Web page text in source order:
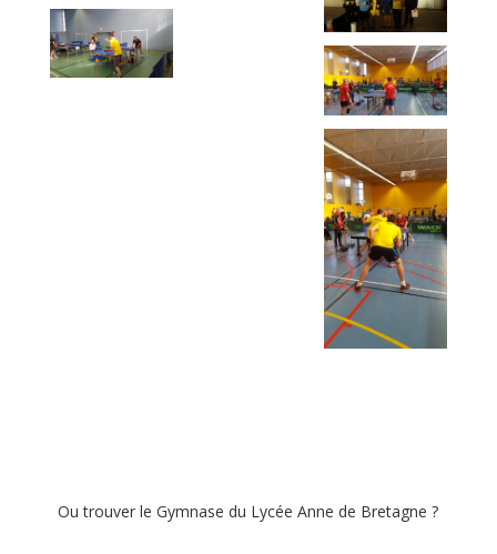
Ou trouver le Gymnase du Lycée Anne de Bretagne ?